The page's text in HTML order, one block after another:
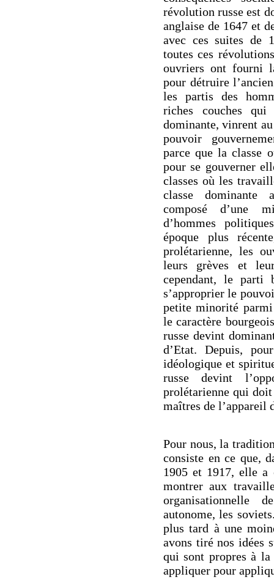
révolution russe est
anglaise de 1647 et
avec ces suites de
toutes ces
ouvriers ont fourni
pour détruire
les partis des
riches couches
dominante, vinrent
pouvoir
parce que la classe
pour se gouverner
classes où les
classe dominante
composé d’une
d’hommes
époque plus
prolétarienne, les
leurs grèves et
cependant, le parti
s’approprier le
petite minorité
le caractère
russe devint
d’Etat. Depuis,
idéologique et
russe devint
prolétarienne qui
maîtres de l’appareil
Pour nous, la
consiste en ce que,
1905 et 1917, elle a
montrer aux
organisationnelle
autonome, les
plus tard à une
avons tiré nos idées
qui sont propres à la
appliquer pour